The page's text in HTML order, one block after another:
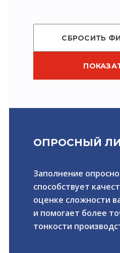
СБРОСИТЬ
ОПРОСНЫЙ
Заполнение
способствует
оценке сложности
и помогает более
тонкости